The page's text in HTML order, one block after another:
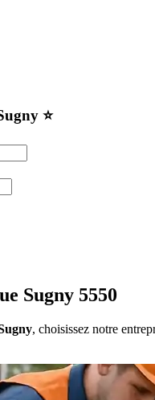
⭐️
Sugny 5550
, choisissez notre